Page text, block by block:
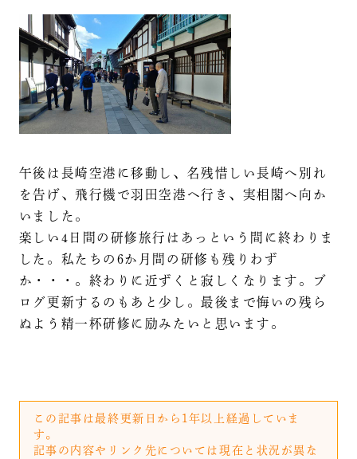
午後は長崎空港に移動し、名残惜しい長崎へ別れ
を告げ、飛行機で羽田空港へ行き、実相閣へ向か
いました。
楽しい4日間の研修旅行はあっという間に終わりま
した。私たちの6か月間の研修も残りわず
か・・・。終わりに近ずくと寂しくなります。ブ
ログ更新するのもあと少し。最後まで悔いの残ら
ぬよう精一杯研修に励みたいと思います。
この記事は最終更新日から1年以上経過していま
す。
記事の内容やリンク先については現在と状況が異な